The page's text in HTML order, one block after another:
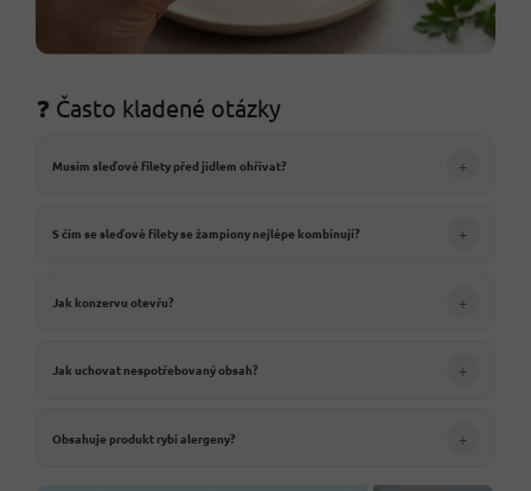
❓ Často kladené otázky
Musím sleďové filety před jídlem ohřívat? +
S čím se sleďové filety se žampiony nejlépe kombinují? +
Jak konzervu otevřu? +
Jak uchovat nespotřebovaný obsah? +
Obsahuje produkt rybí alergeny? +